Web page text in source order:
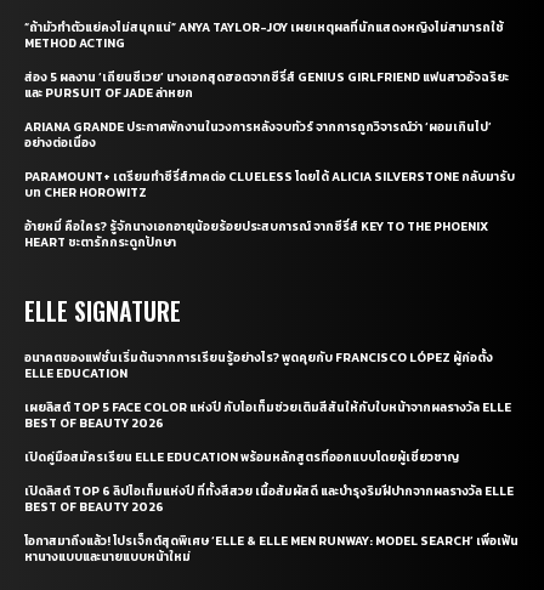
“ถ้ามัวทำตัวแย่คงไม่สนุกแน่” ANYA TAYLOR-JOY เผยเหตุผลที่นักแสดงหญิงไม่สามารถใช้
METHOD ACTING
ส่อง 5 ผลงาน ‘เถียนซีเวย’ นางเอกสุดฮอตจากซีรี่ส์ GENIUS GIRLFRIEND แฟนสาวอัจฉริยะ
และ PURSUIT OF JADE ล่าหยก
ARIANA GRANDE ประกาศพักงานในวงการหลังจบทัวร์ จากการถูกวิจารณ์ว่า ‘ผอมเกินไป’
อย่างต่อเนื่อง
PARAMOUNT+ เตรียมทำซีรี่ส์ภาคต่อ CLUELESS โดยได้ ALICIA SILVERSTONE กลับมารับ
บท CHER HOROWITZ
อ้ายหมี่ คือใคร? รู้จักนางเอกอายุน้อยร้อยประสบการณ์ จากซีรี่ส์ KEY TO THE PHOENIX
HEART ชะตารักกระดูกปักษา
ELLE SIGNATURE
อนาคตของแฟชั่นเริ่มต้นจากการเรียนรู้อย่างไร? พูดคุยกับ FRANCISCO LÓPEZ ผู้ก่อตั้ง
ELLE EDUCATION
เผยลิสต์ TOP 5 FACE COLOR แห่งปี กับไอเท็มช่วยเติมสีสันให้กับใบหน้าจากผลรางวัล ELLE
BEST OF BEAUTY 2026
เปิดคู่มือสมัครเรียน ELLE EDUCATION พร้อมหลักสูตรที่ออกแบบโดยผู้เชี่ยวชาญ
เปิดลิสต์ TOP 6 ลิปไอเท็มแห่งปี ที่ทั้งสีสวย เนื้อสัมผัสดี และบำรุงริมฝีปากจากผลรางวัล ELLE
BEST OF BEAUTY 2026
โอกาสมาถึงแล้ว! โปรเจ็กต์สุดพิเศษ ‘ELLE & ELLE MEN RUNWAY: MODEL SEARCH’ เพื่อเฟ้น
หานางแบบและนายแบบหน้าใหม่